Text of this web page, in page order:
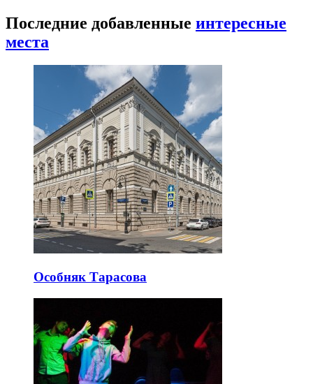
Последние добавленные интересные
места
Особняк Тарасова